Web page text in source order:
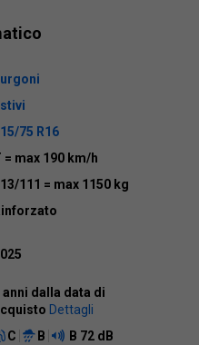
75 R16
= max 190 km/h
111 = max 1150 kg
anni dalla data di
Dettagli
C B B 72 dB